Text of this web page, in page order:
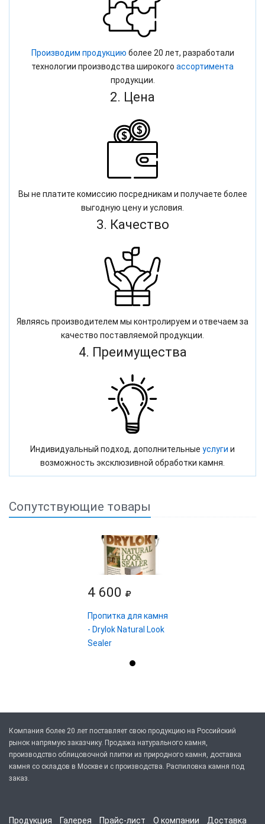
Производим продукцию более 20 лет, разработали
технологии производства широкого ассортимента
продукции.
2. Цена
Вы не платите комиссию посредникам и получаете более
выгодную цену и условия.
3. Качество
Являясь производителем мы контролируем и отвечаем за
качество поставляемой продукции.
4. Преимущества
Индивидуальный подход, дополнительные услуги и
возможность эксклюзивной обработки камня.
Сопутствующие товары
4 600
Пропитка для камня
- Drylok Natural Look
Sealer
Компания более 20 лет поставляет свою продукцию на Российский
рынок напрямую заказчику. Продажа натурального камня,
производство облицовочной плитки из природного камня, доставка
камня со складов в Москве и с производства. Распиловка камня под
заказ.
Продукция Галерея Прайс-лист О компании Доставка